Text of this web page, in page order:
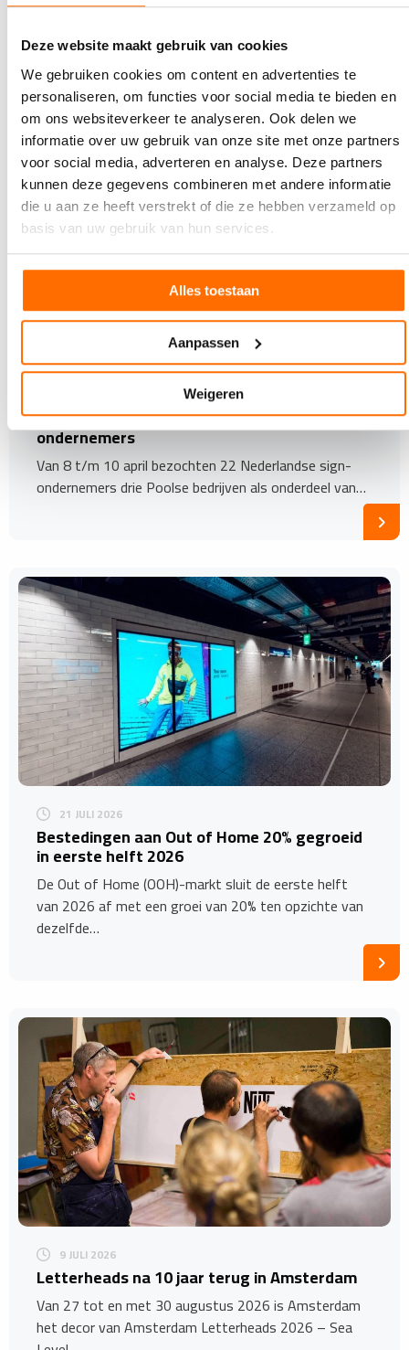
Deze website maakt gebruik van cookies
We gebruiken cookies om content en advertenties te
personaliseren, om functies voor social media te bieden en
om ons websiteverkeer te analyseren. Ook delen we
informatie over uw gebruik van onze site met onze partners
voor social media, adverteren en analyse. Deze partners
kunnen deze gegevens combineren met andere informatie
die u aan ze heeft verstrekt of die ze hebben verzameld op
basis van uw gebruik van hun services.
Alles toestaan
Aanpassen
Weigeren
Blijf op de hoogte: ontvang wekelijks dePRINTmatters
nieuwsbriefin je inbox
Lees ook
Polen inspireert Nederlandse sign-
ondernemers
Van 8 t/m 10 april bezochten 22 Nederlandse sign-
ondernemers drie Poolse bedrijven als onderdeel van…
21 JULI 2026
Bestedingen aan Out of Home 20% gegroeid
in eerste helft 2026
De Out of Home (OOH)-markt sluit de eerste helft
van 2026 af met een groei van 20% ten opzichte van
dezelfde…
9 JULI 2026
Letterheads na 10 jaar terug in Amsterdam
Van 27 tot en met 30 augustus 2026 is Amsterdam
het decor van Amsterdam Letterheads 2026 – Sea